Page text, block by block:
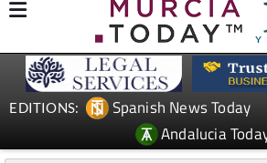
EDITIONS: Spanish News Today
Andalucia